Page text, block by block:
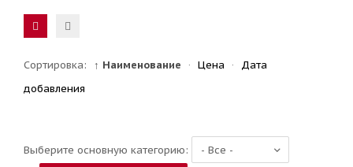
Сортировка: ↑ Наименование · Цена ·
Дата
добавления
Выберите основную категорию: